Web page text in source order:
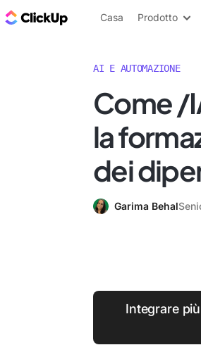
Blog di ClickUp
Casa Prodotto
AI E AUTOMAZIONE
Come /
la
dei
Garima Behal
Integrare